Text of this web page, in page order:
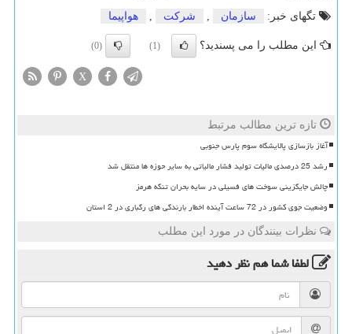
تگهای خبر:
سازمان , شركت , هواپیما
این مطلب را می پسندید؟ (1)
(0)
X
تازه ترین مطالب مرتبط
آغاز بازسازی پالایشگاه سوم پارس جنوبی
رشد 25 درصدی مالیات تولید فشار مالیاتی به سایر حوزه ها منتقل شد
چالش جایگزینی سوخت های فسیلی در سایه بحران تنگه هرمز
وضعیت جوی کشور در 72 ساعت آینده اخطار بارندگی های رگباری در 2 استان
نظرات بینندگان در مورد این مطلب
لطفا شما همنظر دهید